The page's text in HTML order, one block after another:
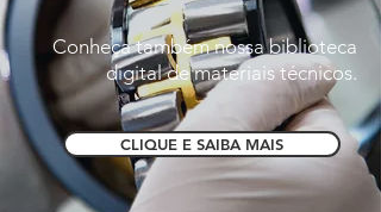
Conheça também nossa biblioteca
digital de materiais técnicos.
CLIQUE E SAIBA MAIS